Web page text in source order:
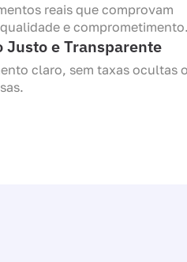
reais que comprovam
e comprometimento.
Justo e Transparente
claro, sem taxas ocultas